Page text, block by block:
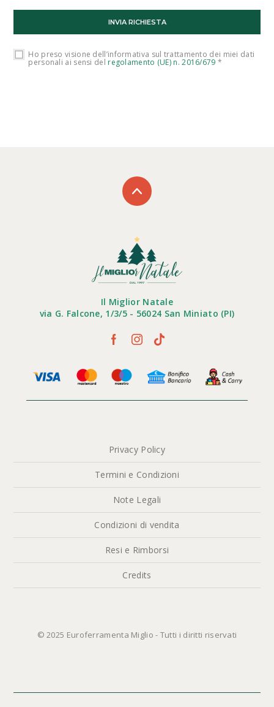
Ho preso visione dell’informativa sul trattamento dei miei dati
personali ai sensi del regolamento (UE) n. 2016/679 *
Il Miglior Natale
via G. Falcone, 1/3/5 - 56024 San Miniato (PI)
Privacy Policy
Termini e Condizioni
Note Legali
Condizioni di vendita
Resi e Rimborsi
Credits
© 2025 Euroferramenta Miglio - Tutti i diritti riservati